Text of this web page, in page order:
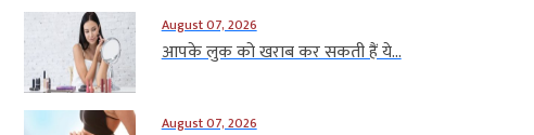
August 07, 2026
आपके लुक को खराब कर सकती हैं ये...
August 07, 2026